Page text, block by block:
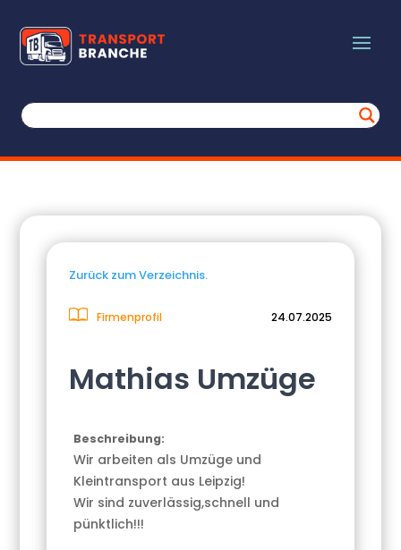
Zurück zum Verzeichnis.
Firmenprofil 24.07.2025
Mathias Umzüge
Beschreibung:
Wir arbeiten als Umzüge und
Kleintransport aus Leipzig!
Wir sind zuverlässig,schnell und
pünktlich!!!